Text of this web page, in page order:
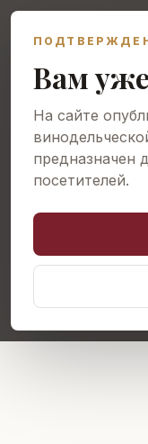
Вам уже
На сайте
предназначен
посетителей.